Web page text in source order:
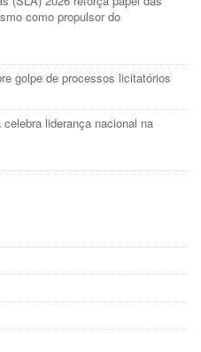
como propulsor do
golpe de processos licitatórios
liderança nacional na